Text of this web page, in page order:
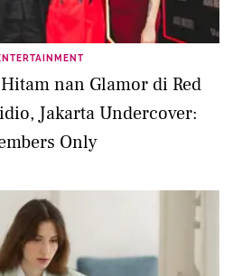
nan Glamor di Red
Jakarta Undercover:
Only